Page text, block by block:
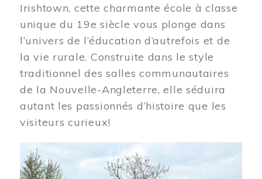
Irishtown, cette charmante école à classe
unique du 19e siècle vous plonge dans
l’univers de l’éducation d’autrefois et de
la vie rurale. Construite dans le style
traditionnel des salles communautaires
de la Nouvelle-Angleterre, elle séduira
autant les passionnés d’histoire que les
visiteurs curieux!
Image